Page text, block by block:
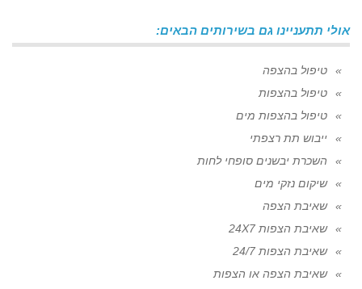
אולי תתעניינו גם בשירותים הבאים:
טיפול בהצפה
טיפול בהצפות
טיפול בהצפות מים
ייבוש תת רצפתי
השכרת יבשנים סופחי לחות
שיקום נזקי מים
שאיבת הצפה
שאיבת הצפות 24X7
שאיבת הצפות 24/7
שאיבת הצפה או הצפות